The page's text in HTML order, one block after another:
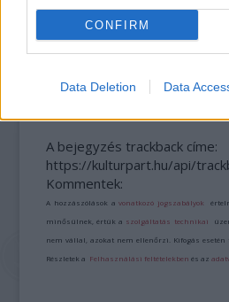
CONFIRM
Data Deletion Data
A bejegyzés trackback címe:
https://kulturpart.hu/api/
Kommentek:
A hozzászólások avonatkozó jogszabályok
minősülnek, értük a szolgáltatás technikai
nem vállal, azokat nem ellenőrzi. Kifogás esetén
Részletek a Felhasználási feltételekben és az